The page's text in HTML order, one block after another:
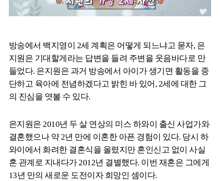
방송에서 백지영이 2세 계획은 어떻게 되느냐고 묻자, 은
지원은 기대할게라는 답변을 들려 주변을 웃음바다로 만
들었다. 은지원은 과거 방송에서 아이가 생기면 활동을 중
단하고 육아에 전념하겠다고 밝힌 바 있어, 2세에 대한 그
의 진심을 엿볼 수 있다.
은지원은 2010년 두 살 연상의 미스 하와이 출신 사업가와
결혼했으나 약 2년 만에 이혼한 아픈 경험이 있다. 당시 하
와이에서 화려한 결혼식을 올렸지만 혼인신고 없이 사실
혼 관계로 지내다가 2012년 결별했다. 이번 재혼은 그에게
13년 만의 새로운 도전이자 희망인 셈이다.